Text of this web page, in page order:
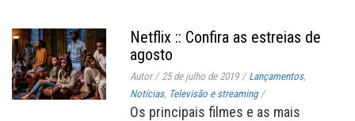
Netflix :: Confira as estreias de
agosto
Autor/ 25 de julho de 2019 / Lançamentos,
Notícias, Televisão e streaming /
Os principais filmes e as mais